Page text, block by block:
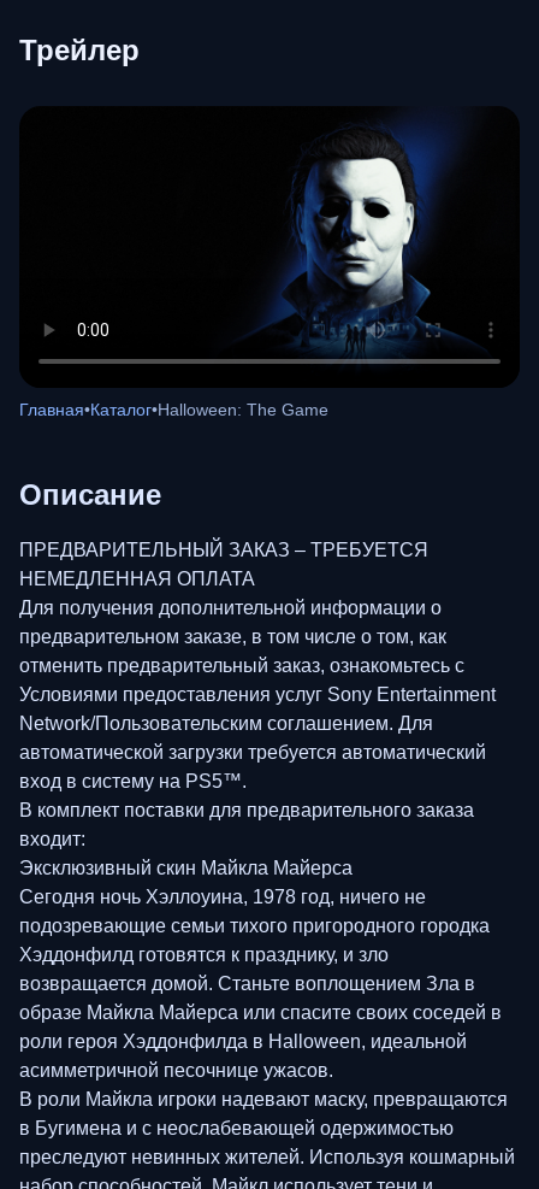
Трейлер
Главная•Каталог•Halloween: The Game
Описание
ПРЕДВАРИТЕЛЬНЫЙ ЗАКАЗ – ТРЕБУЕТСЯ
НЕМЕДЛЕННАЯ ОПЛАТА
Для получения дополнительной информации о
предварительном заказе, в том числе о том, как
отменить предварительный заказ, ознакомьтесь с
Условиями предоставления услуг Sony Entertainment
Network/Пользовательским соглашением. Для
автоматической загрузки требуется автоматический
вход в систему на PS5™.
В комплект поставки для предварительного заказа
входит:
Эксклюзивный скин Майкла Майерса
Сегодня ночь Хэллоуина, 1978 год, ничего не
подозревающие семьи тихого пригородного городка
Хэддонфилд готовятся к празднику, и зло
возвращается домой. Станьте воплощением Зла в
образе Майкла Майерса или спасите своих соседей в
роли героя Хэддонфилда в Halloween, идеальной
асимметричной песочнице ужасов.
В роли Майкла игроки надевают маску, превращаются
в Бугимена и с неослабевающей одержимостью
преследуют невинных жителей. Используя кошмарный